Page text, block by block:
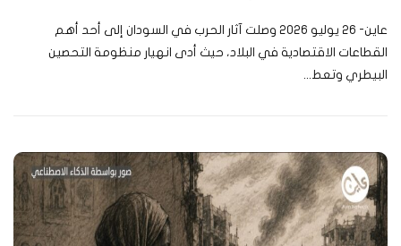
عاين- 26 يوليو 2026 وصلت آثار الحرب في السودان إلى أحد أهم
القطاعات الاقتصادية في البلاد، حيث أدى انهيار منظومة التحصين
البيطري وتعط...